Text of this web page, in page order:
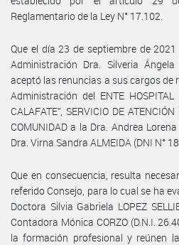
Reglamentario de la Ley N° 17.102.
Que el día 23 de septiembre de
Administración Dra. Silveria Ángela
aceptó las renuncias a sus cargos de
Administración del ENTE HOSPITAL
CALAFATE”, SERVICIO DE
COMUNIDAD a la Dra. Andrea
Dra. Virna Sandra ALMEIDA (DNI N°
Que en consecuencia, resulta
referido Consejo, para lo cual se ha
Doctora Silvia Gabriela LOPEZ
Contadora Mónica CORZO (D.N.I.
la formación profesional y reúnen